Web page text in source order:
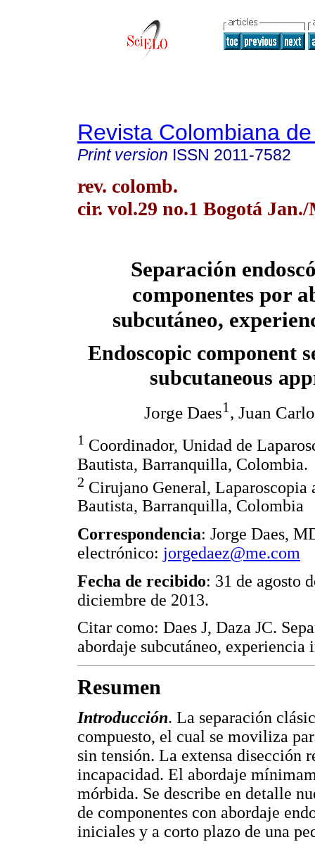
Revista Colombiana
Print version ISSN 2011-7582
rev. colomb.
cir. vol.29 no.1 Bogotá Jan./
Separación
componentes por
subcutáneo,
Endoscopic component
subcutaneous
Jorge Daes1 , Juan
1 Coordinador, Unidad de
Bautista, Barranquilla, Colombia.
2 Cirujano General, Laparoscopia
Bautista, Barranquilla, Colombia
Correspondencia: Jorge Daes,
electrónico: jorgedaez@me.com
Fecha de recibido: 31 de agosto
diciembre de 2013.
Citar como: Daes J, Daza JC.
abordaje subcutáneo,
Resumen
Introducción. La separación
compuesto, el cual se moviliza
sin tensión. La extensa disección
incapacidad. El abordaje
mórbida. Se describe en detalle
de componentes con abordaje
iniciales y a corto plazo de una